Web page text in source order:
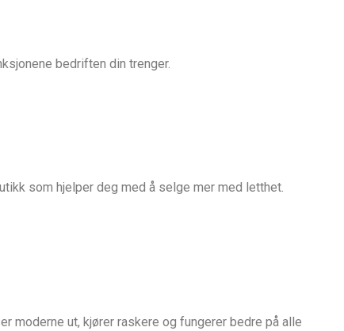
bedriften din trenger.
som hjelper deg med å selge mer med letthet.
ut, kjører raskere og fungerer bedre på alle